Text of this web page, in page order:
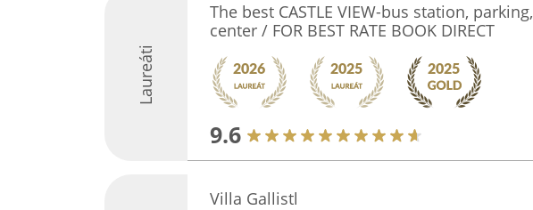
Laureáti
The best CASTLE VIEW-bus station, parking,
center / FOR BEST RATE BOOK DIRECT
9.6
Villa Gallistl